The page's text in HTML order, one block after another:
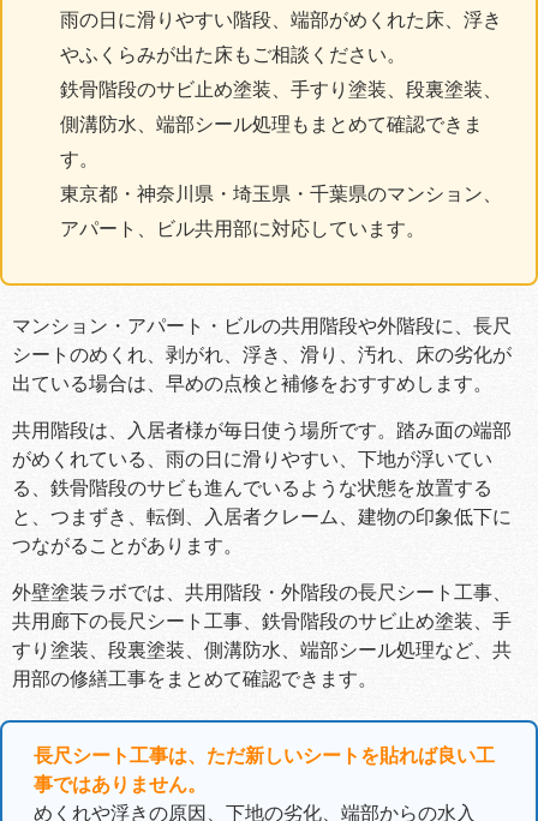
雨の日に滑りやすい階段、端部がめくれた床、浮き
やふくらみが出た床もご相談ください。
鉄骨階段のサビ止め塗装、手すり塗装、段裏塗装、
側溝防水、端部シール処理もまとめて確認できま
す。
東京都・神奈川県・埼玉県・千葉県のマンション、
アパート、ビル共用部に対応しています。
マンション・アパート・ビルの共用階段や外階段に、長尺
シートのめくれ、剥がれ、浮き、滑り、汚れ、床の劣化が
出ている場合は、早めの点検と補修をおすすめします。
共用階段は、入居者様が毎日使う場所です。踏み面の端部
がめくれている、雨の日に滑りやすい、下地が浮いてい
る、鉄骨階段のサビも進んでいるような状態を放置する
と、つまずき、転倒、入居者クレーム、建物の印象低下に
つながることがあります。
外壁塗装ラボでは、共用階段・外階段の長尺シート工事、
共用廊下の長尺シート工事、鉄骨階段のサビ止め塗装、手
すり塗装、段裏塗装、側溝防水、端部シール処理など、共
用部の修繕工事をまとめて確認できます。
長尺シート工事は、ただ新しいシートを貼れば良い工
事ではありません。
めくれや浮きの原因、下地の劣化、端部からの水入